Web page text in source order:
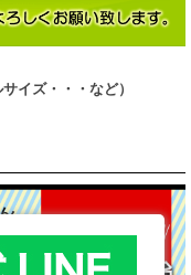
イズ・・・など）